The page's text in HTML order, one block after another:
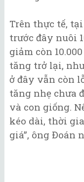
Trên thực tế,
trước đây nuôi
giảm còn
tăng trở lại,
ở đây vẫn còn
tăng nhẹ chưa
và con giống.
kéo dài, thời
giá”, ông Đoán